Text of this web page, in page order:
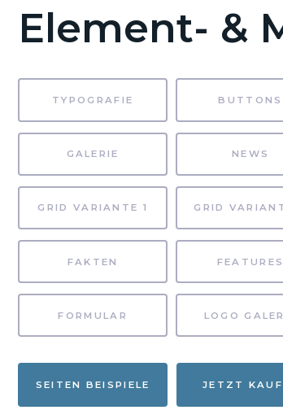
Element- &
TYPOGRAFIE BUTTONS
GALERIE NEWS
GRID VARIANTE 1 GRID
FAKTEN FEATURES
FORMULAR LOGO
SEITEN BEISPIELE JETZT